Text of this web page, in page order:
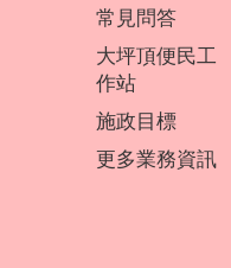
常見問答
大坪頂便民工
作站
施政目標
更多業務資訊